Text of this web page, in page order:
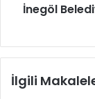
p
y
İnegöl
İlgili